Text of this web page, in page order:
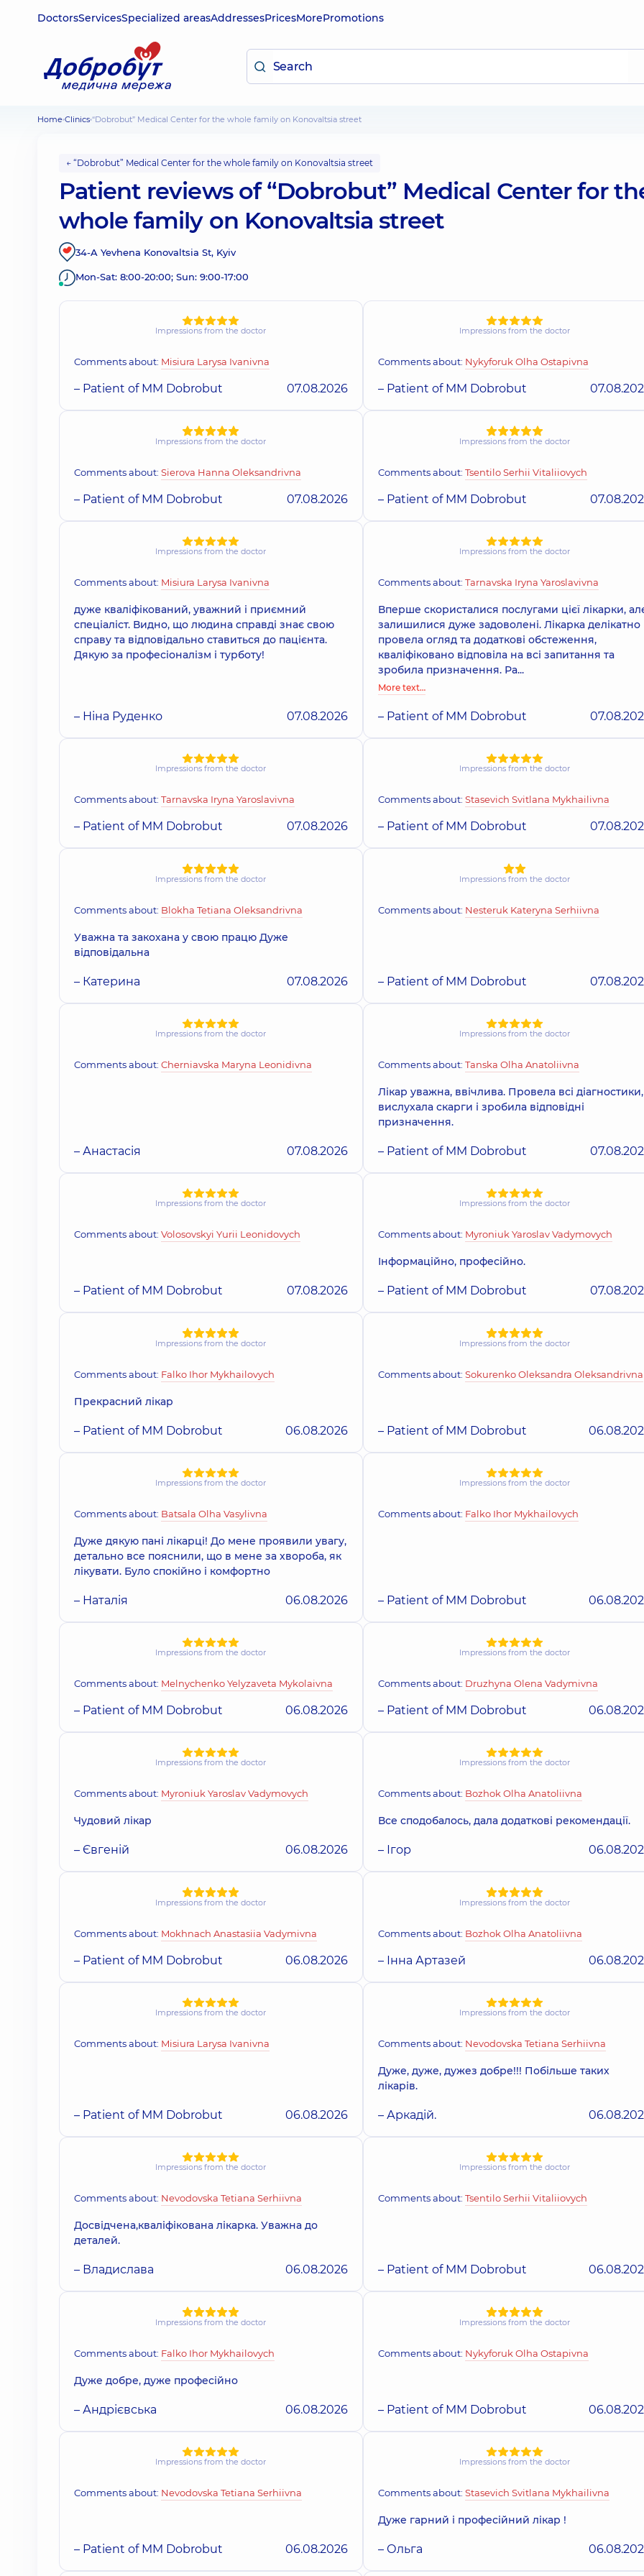
DoctorsServicesSpecialized areasAddressesPricesMorePromotions
Home Clinics “Dobrobut” Medical Center for the whole family on Konovaltsia street
← “Dobrobut” Medical Center for the whole family on Konovaltsia street
Patient reviews of “Dobrobut” Medical Center for
whole family on Konovaltsia street
34-A Yevhena Konovaltsia St, Kyiv
Mon-Sat: 8:00-20:00; Sun: 9:00-17:00
Impressions from the doctor
Comments about: Misiura Larysa Ivanivna
– Patient of MM Dobrobut 07.08.2026
Impressions from the doctor
Comments about: Nykyforuk Olha Ostapivna
– Patient of MM Dobrobut
Impressions from the doctor
Comments about: Sierova Hanna Oleksandrivna
– Patient of MM Dobrobut 07.08.2026
Impressions from the doctor
Comments about: Tsentilo Serhii Vitaliiovych
– Patient of MM Dobrobut
Impressions from the doctor
Comments about: Misiura Larysa Ivanivna
дуже кваліфікований, уважний і приємний
спеціаліст. Видно, що людина справді знає свою
справу та відповідально ставиться до пацієнта.
Дякую за професіоналізм і турботу!
– Ніна Руденко 07.08.2026
Impressions from the doctor
Comments about: Tarnavska Iryna Yaroslavivna
Вперше скористалися послугами цієї лікарки,
залишилися дуже задоволені. Лікарка делікатно
провела огляд та додаткові обстеження,
кваліфіковано відповіла на всі запитання та
зробила призначення. Ра...
More text…
– Patient of MM Dobrobut
Impressions from the doctor
Comments about: Tarnavska Iryna Yaroslavivna
– Patient of MM Dobrobut 07.08.2026
Impressions from the doctor
Comments about: Stasevich Svitlana Mykhailivna
– Patient of MM Dobrobut
Impressions from the doctor
Comments about: Blokha Tetiana Oleksandrivna
Уважна та закохана у свою працю Дуже
відповідальна
– Катерина 07.08.2026
Impressions from the doctor
Comments about: Nesteruk Kateryna Serhiivna
– Patient of MM Dobrobut
Impressions from the doctor
Comments about: Cherniavska Maryna Leonidivna
– Анастасія 07.08.2026
Impressions from the doctor
Comments about: Tanska Olha Anatoliivna
Лікар уважна, ввічлива. Провела всі діагностики,
вислухала скарги і зробила відповідні
призначення.
– Patient of MM Dobrobut
Impressions from the doctor
Comments about: Volosovskyi Yurii Leonidovych
– Patient of MM Dobrobut 07.08.2026
Impressions from the doctor
Comments about: Myroniuk Yaroslav Vadymovych
Інформаційно, професійно.
– Patient of MM Dobrobut
Impressions from the doctor
Comments about: Falko Ihor Mykhailovych
Прекрасний лікар
– Patient of MM Dobrobut 06.08.2026
Impressions from the doctor
Comments about: Sokurenko Oleksandra Oleksandrivna
– Patient of MM Dobrobut
Impressions from the doctor
Comments about: Batsala Olha Vasylivna
Дуже дякую пані лікарці! До мене проявили увагу,
детально все пояснили, що в мене за хвороба, як
лікувати. Було спокійно і комфортно
– Наталія 06.08.2026
Impressions from the doctor
Comments about: Falko Ihor Mykhailovych
– Patient of MM Dobrobut
Impressions from the doctor
Comments about: Melnychenko Yelyzaveta Mykolaivna
– Patient of MM Dobrobut 06.08.2026
Impressions from the doctor
Comments about: Druzhyna Olena Vadymivna
– Patient of MM Dobrobut
Impressions from the doctor
Comments about: Myroniuk Yaroslav Vadymovych
Чудовий лікар
– Євгеній 06.08.2026
Impressions from the doctor
Comments about: Bozhok Olha Anatoliivna
Все сподобалось, дала додаткові рекомендації.
– Ігор
Impressions from the doctor
Comments about: Mokhnach Anastasiia Vadymivna
– Patient of MM Dobrobut 06.08.2026
Impressions from the doctor
Comments about: Bozhok Olha Anatoliivna
– Інна Артазей
Impressions from the doctor
Comments about: Misiura Larysa Ivanivna
– Patient of MM Dobrobut 06.08.2026
Impressions from the doctor
Comments about: Nevodovska Tetiana Serhiivna
Дуже, дуже, дужез добре!!! Побільше таких
лікарів.
– Аркадій.
Impressions from the doctor
Comments about: Nevodovska Tetiana Serhiivna
Досвідчена,кваліфікована лікарка. Уважна до
деталей.
– Владислава 06.08.2026
Impressions from the doctor
Comments about: Tsentilo Serhii Vitaliiovych
– Patient of MM Dobrobut
Impressions from the doctor
Comments about: Falko Ihor Mykhailovych
Дуже добре, дуже професійно
– Андрієвська 06.08.2026
Impressions from the doctor
Comments about: Nykyforuk Olha Ostapivna
– Patient of MM Dobrobut
Impressions from the doctor
Comments about: Nevodovska Tetiana Serhiivna
– Patient of MM Dobrobut 06.08.2026
Impressions from the doctor
Comments about: Stasevich Svitlana Mykhailivna
Дуже гарний і професійний лікар !
– Ольга